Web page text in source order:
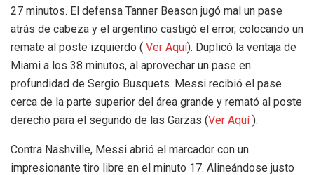
27 minutos. El defensa Tanner Beason jugó mal un pase
atrás de cabeza y el argentino castigó el error, colocando un
remate al poste izquierdo ( Ver Aquí). Duplicó la ventaja de
Miami a los 38 minutos, al aprovechar un pase en
profundidad de Sergio Busquets. Messi recibió el pase
cerca de la parte superior del área grande y remató al poste
derecho para el segundo de las Garzas (Ver Aquí).
Contra Nashville, Messi abrió el marcador con un
impresionante tiro libre en el minuto 17. Alineándose justo